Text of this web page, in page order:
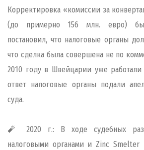
Корректировка «комиссии за
(до примерно 156 млн. евро)
постановил, что налоговые органы
что сделка была совершена не по
2010 году в Швейцарии уже работали
ответ налоговые органы подали
суда.
🧨 2020 г.: В ходе судебных
налоговыми органами и Zinc Smelter